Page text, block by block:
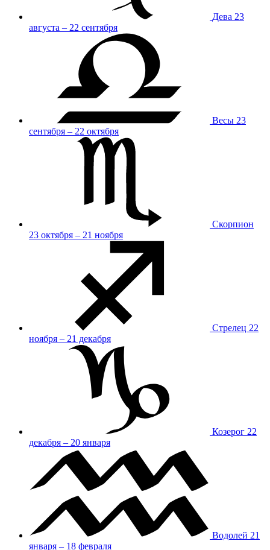
Дева 23
августа – 22 сентября
Весы 23
сентября – 22 октября
Скорпион
23 октября – 21 ноября
Стрелец 22
ноября – 21 декабря
Козерог 22
декабря – 20 января
Водолей 21
января – 18 февраля